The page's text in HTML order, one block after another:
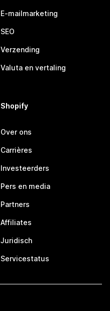
E-mailmarketing
SEO
Verzending
Valuta en vertaling
Shopify
Over ons
Carrières
Investeerders
Pers en media
Partners
Affiliates
Juridisch
Servicestatus